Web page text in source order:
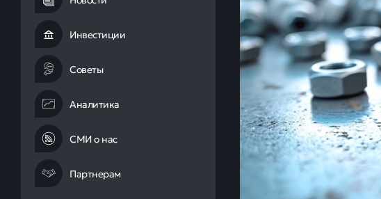
Инвестиции
Советы
Аналитика
СМИ о нас
Партнерам